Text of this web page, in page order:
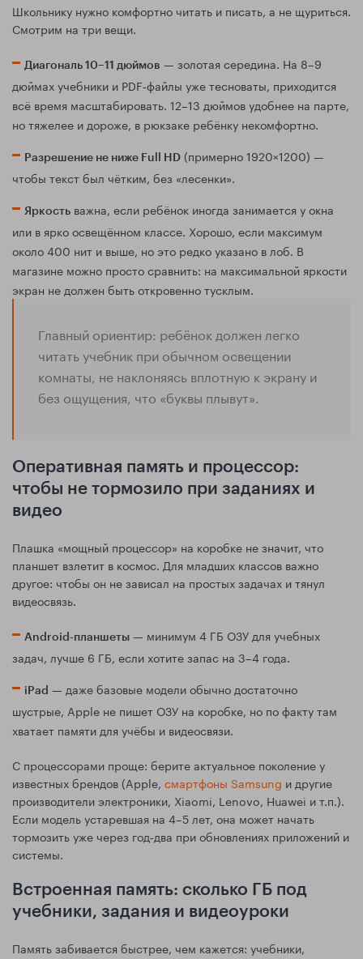
Школьнику нужно комфортно читать и писать, а не щуриться.
Смотрим на три вещи.
Диагональ 10–11 дюймов — золотая середина. На 8–9
дюймах учебники и PDF‑файлы уже тесноваты, приходится
всё время масштабировать. 12–13 дюймов удобнее на парте,
но тяжелее и дороже, в рюкзаке ребёнку некомфортно.
Разрешение не ниже Full HD (примерно 1920×1200) —
чтобы текст был чётким, без «лесенки».
Яркость важна, если ребёнок иногда занимается у окна
или в ярко освещённом классе. Хорошо, если максимум
около 400 нит и выше, но это редко указано в лоб. В
магазине можно просто сравнить: на максимальной яркости
экран не должен быть откровенно тусклым.
Главный ориентир: ребёнок должен легко
читать учебник при обычном освещении
комнаты, не наклоняясь вплотную к экрану и
без ощущения, что «буквы плывут».
Оперативная память и процессор:
чтобы не тормозило при заданиях и
видео
Плашка «мощный процессор» на коробке не значит, что
планшет взлетит в космос. Для младших классов важно
другое: чтобы он не зависал на простых задачах и тянул
видеосвязь.
Android‑планшеты — минимум 4 ГБ ОЗУ для учебных
задач, лучше 6 ГБ, если хотите запас на 3–4 года.
iPad — даже базовые модели обычно достаточно
шустрые, Apple не пишет ОЗУ на коробке, но по факту там
хватает памяти для учёбы и видеосвязи.
С процессорами проще: берите актуальное поколение у
известных брендов (Apple, смартфоны Samsung и другие
производители электроники, Xiaomi, Lenovo, Huawei и т.п.).
Если модель устаревшая на 4–5 лет, она может начать
тормозить уже через год‑два при обновлениях приложений и
системы.
Встроенная память: сколько ГБ под
учебники, задания и видеоуроки
Память забивается быстрее, чем кажется: учебники,